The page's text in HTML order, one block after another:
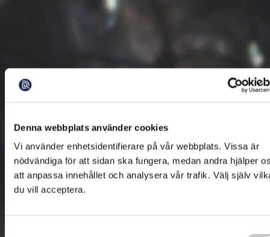
Denna webbplats använder cookies
Vi använder enhetsidentifierare på vår webbplats. Vissa är
nödvändiga för att sidan ska fungera, medan andra hjälper
att anpassa innehållet och analysera vår trafik. Välj själv
du vill acceptera.